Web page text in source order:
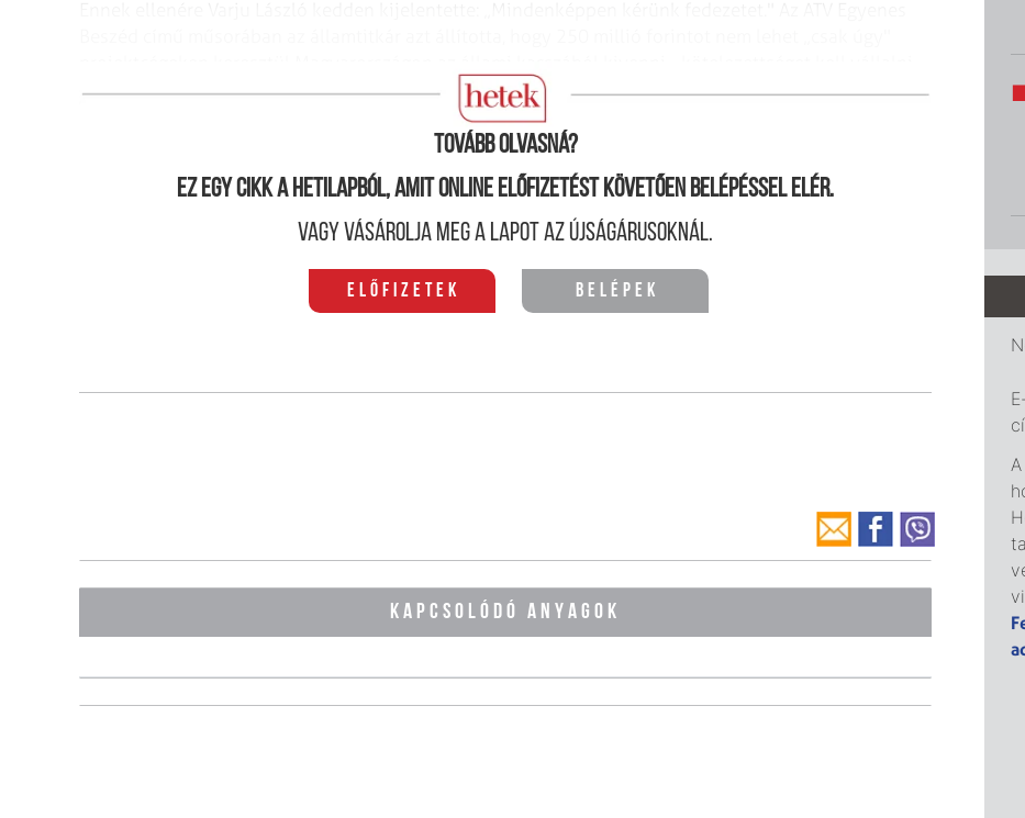
mindenfajta értelemben".
Tovább olvasná?
Ez egy cikk a hetilapból, amit online előfizetést követően belépéssel elér.
Vagy vásárolja meg a lapot az újságárusoknál.
Előfizetek Belépek
KAPCSOLÓDÓ ANYAGOK